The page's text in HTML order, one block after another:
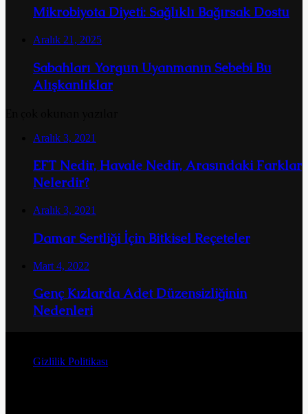
Mikrobiyota Diyeti: Sağlıklı Bağırsak Dostu
Aralık 21, 2025
Sabahları Yorgun Uyanmanın Sebebi Bu
Alışkanlıklar
Aralık 3, 2021
EFT Nedir, Havale Nedir, Arasındaki Farklar
Nelerdir?
Aralık 3, 2021
Damar Sertliği İçin Bitkisel Reçeteler
Mart 4, 2022
Genç Kızlarda Adet Düzensizliğinin
Nedenleri
Gizlilik Politikası